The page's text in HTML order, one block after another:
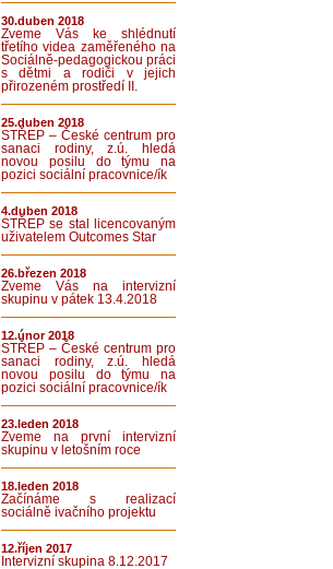
30.duben 2018
Zveme Vás ke shlédnutí
třetího videa zaměřeného na
Sociálně-pedagogickou práci
s dětmi a rodiči v jejich
přirozeném prostředí II.
25.duben 2018
STŘEP – České centrum pro
sanaci rodiny, z.ú. hledá
novou posilu do týmu na
pozici sociální pracovnice/ík
4.duben 2018
STŘEP se stal licencovaným
uživatelem Outcomes Star
26.březen 2018
Zveme Vás na intervizní
skupinu v pátek 13.4.2018
12.únor 2018
STŘEP – České centrum pro
sanaci rodiny, z.ú. hledá
novou posilu do týmu na
pozici sociální pracovnice/ík
23.leden 2018
Zveme na první intervizní
skupinu v letošním roce
18.leden 2018
Začínáme s realizací
sociálně ivačního projektu
12.říjen 2017
Intervizní skupina 8.12.2017